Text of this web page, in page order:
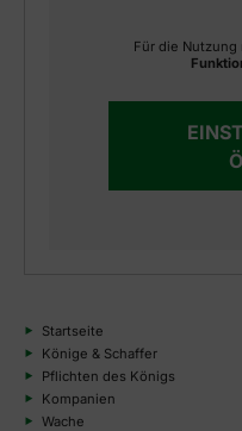
Für die Nutzung
Startseite
Könige & Schaffer
Pflichten des Königs
Kompanien
Wache